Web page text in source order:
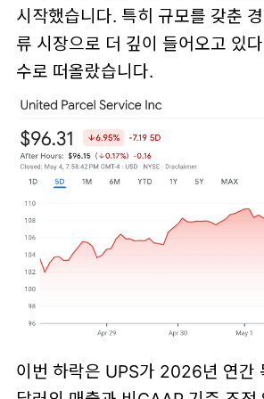
시작했습니다. 특히 규모를 갖춘
류 시장으로 더 깊이 들어오고 있
수로 떠올랐습니다.
이번 하락은 UPS가 2026년 연간